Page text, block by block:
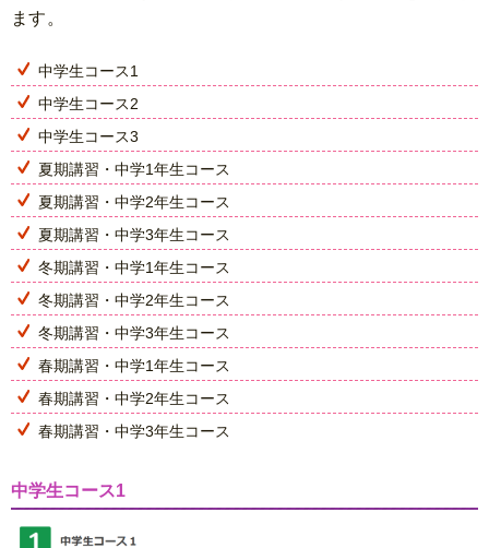
ます。
中学生コース1
中学生コース2
中学生コース3
夏期講習・中学1年生コース
夏期講習・中学2年生コース
夏期講習・中学3年生コース
冬期講習・中学1年生コース
冬期講習・中学2年生コース
冬期講習・中学3年生コース
春期講習・中学1年生コース
春期講習・中学2年生コース
春期講習・中学3年生コース
中学生コース1